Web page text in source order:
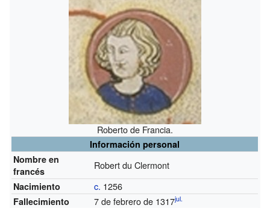
Roberto de Francia.
Información personal
Nombre en
francés
Robert du Clermont
Nacimiento c. 1256
Fallecimiento 7 de febrero de 1317jul.